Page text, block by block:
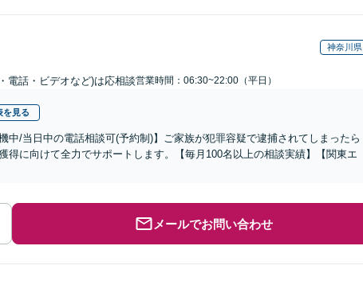
神奈川県
電話・ビデオなど)は応相談営業時間：06:30~22:00（平日）
を見る
中/当日中の電話相談可(予約制)】ご家族が犯罪容疑で逮捕されてしまったら
得に向けて全力でサポートします。【毎月100名以上の相談実績】【関東エ
メールでお問い合わせ